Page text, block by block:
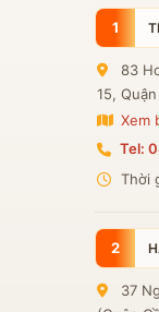
1
83
15,
Xem
Tel:
Thời
2
37